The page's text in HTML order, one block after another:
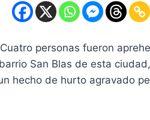
Cuatro personas fueron
San Blas de esta
hecho de hurto agravado